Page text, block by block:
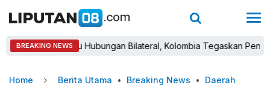
BREAKING NEWS
Babak Baru Hubungan Bilateral, Kolombia Tegaskan Pengakuan
Home Berita Utama • Breaking News • Daerah